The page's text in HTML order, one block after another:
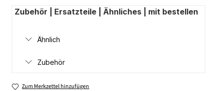
Zubehör | Ersatzteile | Ähnliches | mit bestellen
Ähnlich
Zubehör
Zum Merkzettel hinzufügen